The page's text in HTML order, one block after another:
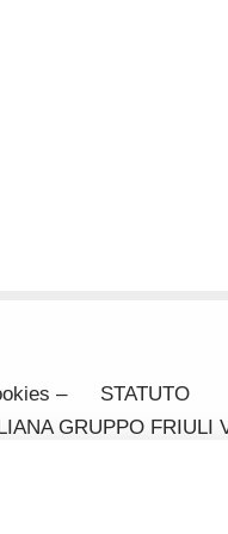
–
STATUTO
GRUPPO FRIULI
Mail: